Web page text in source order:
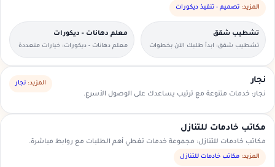
المزيد: تصميم - تنفيذ ديكورات
تشطيب شقق
تشطيب شقق: ابدأ طلبك الآن بخطوات
بسيطة وواضحة.
معلم دهانات - ديكورات
معلم دهانات - ديكورات: خيارات متعددة
وأسعار مناسبة داخل السعودية.
نجار
نجار: خدمات متنوعة مع ترتيب يساعدك على الوصول الأسرع.
المزيد: نجار
مكاتب خادمات للتنازل
مكاتب خادمات للتنازل: مجموعة خدمات تغطي أهم الطلبات مع روابط مباشرة.
المزيد: مكاتب خادمات للتنازل